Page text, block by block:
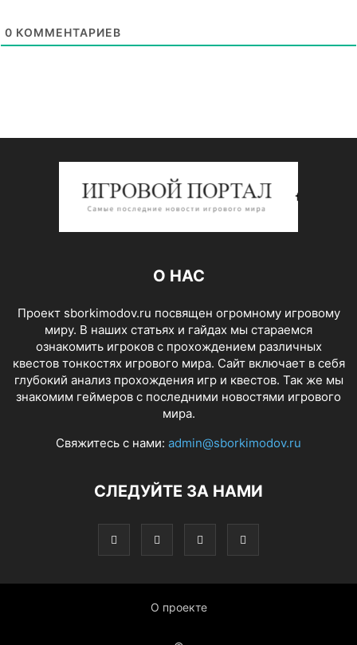
0 КОММЕНТАРИЕВ
О НАС
Проект sborkimodov.ru посвящен огромному игровому
миру. В наших статьях и гайдах мы стараемся
ознакомить игроков с прохождением различных
квестов тонкостях игрового мира. Сайт включает в себя
глубокий анализ прохождения игр и квестов. Так же мы
знакомим геймеров с последними новостями игрового
мира.
Свяжитесь с нами: admin@sborkimodov.ru
СЛЕДУЙТЕ ЗА НАМИ
О проекте